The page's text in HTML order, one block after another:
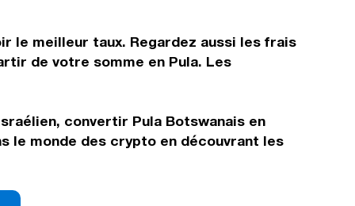
le meilleur taux. Regardez aussi les frais
de votre somme en Pula. Les
convertir Pula Botswanais en
le monde des crypto en découvrant les